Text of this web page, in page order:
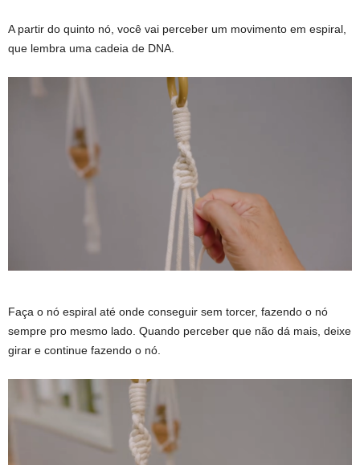
A partir do quinto nó, você vai perceber um movimento em espiral,
que lembra uma cadeia de DNA.
Faça o nó espiral até onde conseguir sem torcer, fazendo o nó
sempre pro mesmo lado. Quando perceber que não dá mais, deixe
girar e continue fazendo o nó.